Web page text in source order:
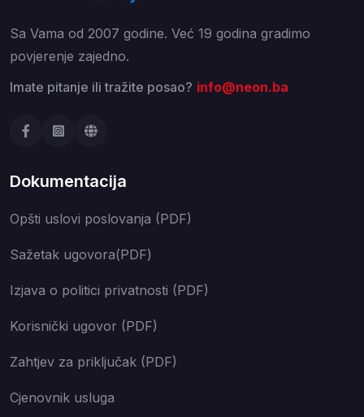
Sa Vama od 2007 godine. Već 19 godina gradimo
povjerenje zajedno.
Imate pitanje ili tražite posao? info@neon.ba
Dokumentacija
Opšti uslovi poslovanja (PDF)
Sažetak ugovora(PDF)
Izjava o politici privatnosti (PDF)
Korisnički ugovor (PDF)
Zahtjev za priključak (PDF)
Cjenovnik usluga